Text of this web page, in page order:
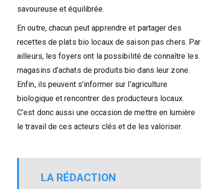
savoureuse et équilibrée.
En outre, chacun peut apprendre et partager des
recettes de plats bio locaux de saison pas chers. Par
ailleurs, les foyers ont la possibilité de connaître les
magasins d’achats de produits bio dans leur zone.
Enfin, ils peuvent s’informer sur l’agriculture
biologique et rencontrer des producteurs locaux.
C’est donc aussi une occasion de mettre en lumière
le travail de ces acteurs clés et de les valoriser.
LA RÉDACTION